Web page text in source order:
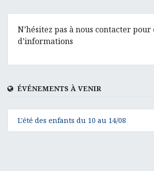
N’hésitez pas à nous contacter
d’informations
ÉVÉNEMENTS À VENIR
L'été des enfants du 10 au 14/08